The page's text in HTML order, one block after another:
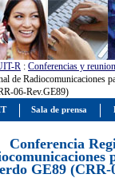
R : Conferencias y
de Radiocomunicaciones
06-Rev.GE89)
Conferencia
GE89 (CRR-
Sala de prensa